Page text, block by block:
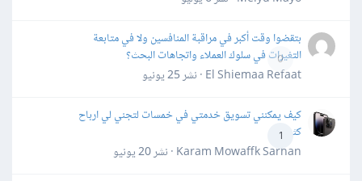
0
بتقضوا وقت أكبر في مراقبة المنافسين ولا في متابعة
التغيرات في سلوك العملاء واتجاهات البحث؟
El Shiemaa Refaat · نشر
25 يونيو
1
كيف يمكنني تسويق خدمتي في خمسات لتجني لي ارباح
كثيرة
Karam Mowaffk Sarhan · نشر
20 يونيو